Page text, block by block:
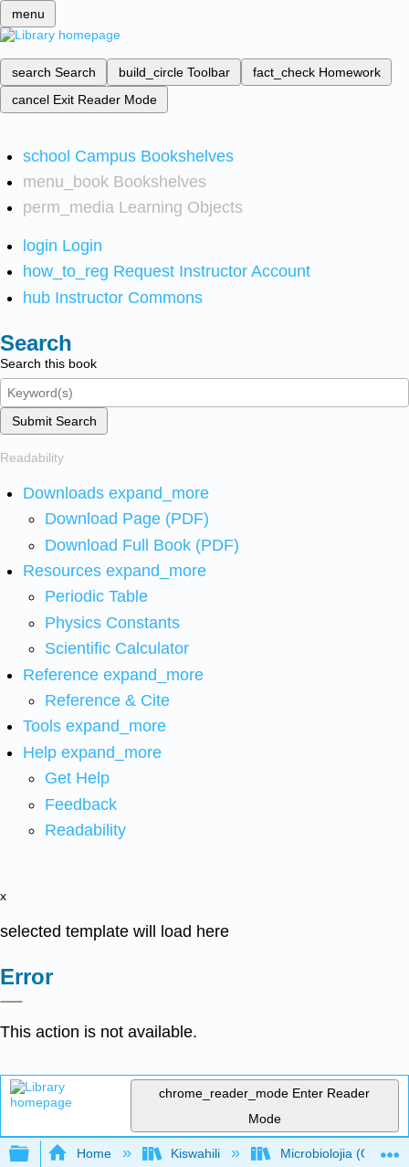
menu
search Search build_circle Toolbar fact_check Homework
cancel Exit Reader Mode
school Campus Bookshelves
menu_book Bookshelves
perm_media Learning Objects
login Login
how_to_reg Request Instructor Account
hub Instructor Commons
Search
Search this book
Submit Search
Readability
Downloads expand_more
Download Page (PDF)
Download Full Book (PDF)
Resources expand_more
Periodic Table
Physics Constants
Scientific Calculator
Reference expand_more
Reference & Cite
Tools expand_more
Help expand_more
Get Help
Feedback
Readability
x
selected template will load here
Error
This action is not available.
chrome_reader_mode Enter Reader
Mode
Expand/collapse global hierarchy
Home Kiswahili Microbiolojia